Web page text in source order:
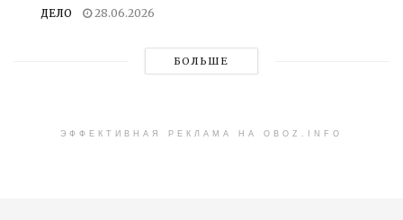
ДЕЛО 28.06.2026
БОЛЬШЕ
ЭФФЕКТИВНАЯ РЕКЛАМА НА OBOZ.INFO